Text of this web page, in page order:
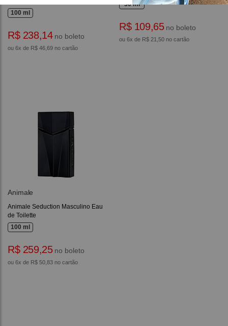
100 ml
R$ 238,14no boleto
ou 6x de R$ 46,69 no cartão
30 ml
R$ 109,65no boleto
ou 6x de R$ 21,50 no cartão
Animale
Animale Seduction Masculino Eau
de Toilette
100 ml
R$ 259,25no boleto
ou 6x de R$ 50,83 no cartão